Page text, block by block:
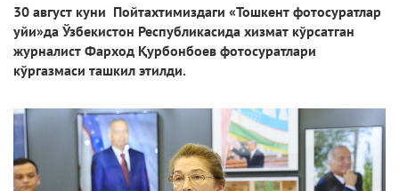
30 август куни Пойтахтимиздаги «Тошкент фотосуратлар
уйи»да Ўзбекистон Республикасида хизмат кўрсатган
журналист Фарход Қурбонбоев фотосуратлари
кўргазмаси ташкил этилди.